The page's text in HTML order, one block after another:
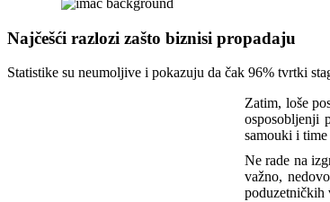
Najčešći razlozi zašto biznisi propadaju
Statistike su neumoljive i pokazuju da čak 96% tvrtki
Zatim, loše
osposobljenji
samouki i
Ne rade na
važno,
poduzetničkih